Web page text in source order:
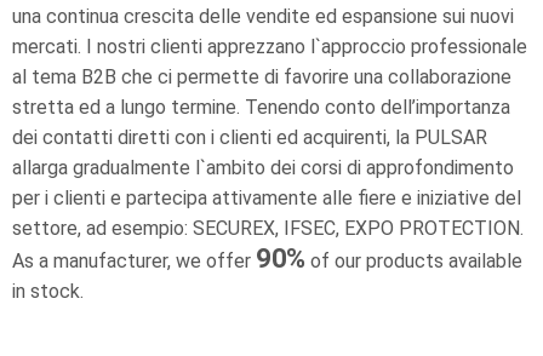
una continua crescita delle vendite ed espansione sui nuovi
mercati. I nostri clienti apprezzano l`approccio professionale
al tema B2B che ci permette di favorire una collaborazione
stretta ed a lungo termine. Tenendo conto dell’importanza
dei contatti diretti con i clienti ed acquirenti, la PULSAR
allarga gradualmente l`ambito dei corsi di approfondimento
per i clienti e partecipa attivamente alle fiere e iniziative del
settore, ad esempio: SECUREX, IFSEC, EXPO PROTECTION.
As a manufacturer, we offer 90% of our products available
in stock.